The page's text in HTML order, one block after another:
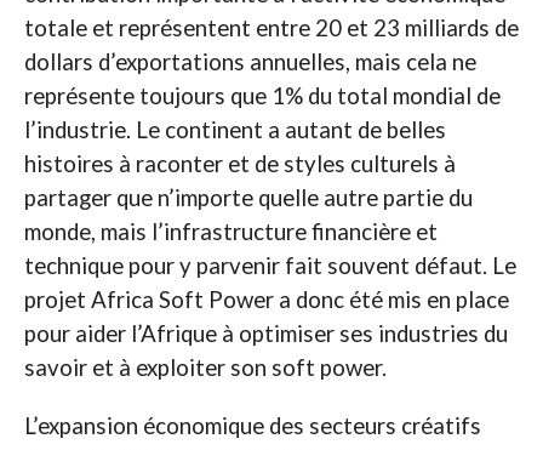
totale et représentent entre 20 et 23 milliards de
dollars d’exportations annuelles, mais cela ne
représente toujours que 1% du total mondial de
l’industrie. Le continent a autant de belles
histoires à raconter et de styles culturels à
partager que n’importe quelle autre partie du
monde, mais l’infrastructure financière et
technique pour y parvenir fait souvent défaut. Le
projet Africa Soft Power a donc été mis en place
pour aider l’Afrique à optimiser ses industries du
savoir et à exploiter son soft power.
L’expansion économique des secteurs créatifs